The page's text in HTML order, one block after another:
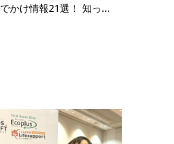
でかけ情報21選！ 知っ...